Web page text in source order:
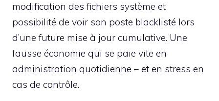
modification des fichiers système et
possibilité de voir son poste blacklisté lors
d’une future mise à jour cumulative. Une
fausse économie qui se paie vite en
administration quotidienne – et en stress en
cas de contrôle.